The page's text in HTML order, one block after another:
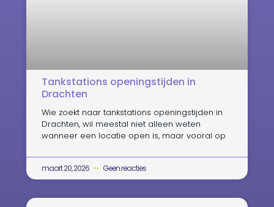
Tankstations openingstijden in
Drachten
Wie zoekt naar tankstations openingstijden in
Drachten, wil meestal niet alleen weten
wanneer een locatie open is, maar vooral op
maart 20, 2026 Geen reacties